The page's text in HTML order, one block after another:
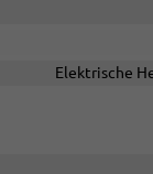
Elektrische